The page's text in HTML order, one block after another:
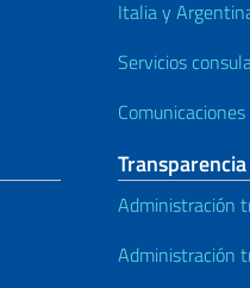
Italia y
Servicios
Comunicaciones
Transparencia
Administración
Administración